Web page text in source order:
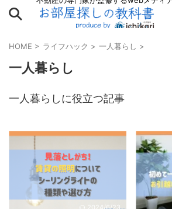
HOME > ライフハック > 一人暮らし >
一人暮らし
一人暮らしに役立つ記事